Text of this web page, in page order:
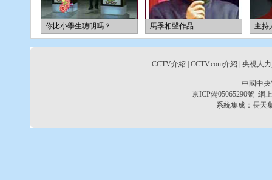
你比小學生聰明嗎？ 馬季相聲作品 主持
CCTV介紹| CCTV.com介紹| 央視人
中國中
京ICP備05065290號 網
系統集成： 長天